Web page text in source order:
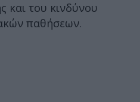
και του κινδύνου
παθήσεων.